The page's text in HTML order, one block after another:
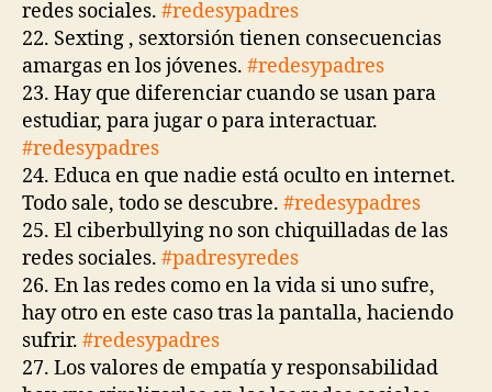
redes sociales. #redesypadres
22. Sexting , sextorsión tienen consecuencias
amargas en los jóvenes. #redesypadres
23. Hay que diferenciar cuando se usan para
estudiar, para jugar o para interactuar.
#redesypadres
24. Educa en que nadie está oculto en internet.
Todo sale, todo se descubre. #redesypadres
25. El ciberbullying no son chiquilladas de las
redes sociales. #padresyredes
26. En las redes como en la vida si uno sufre,
hay otro en este caso tras la pantalla, haciendo
sufrir. #redesypadres
27. Los valores de empatía y responsabilidad